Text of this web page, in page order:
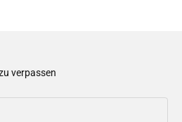
verpassen